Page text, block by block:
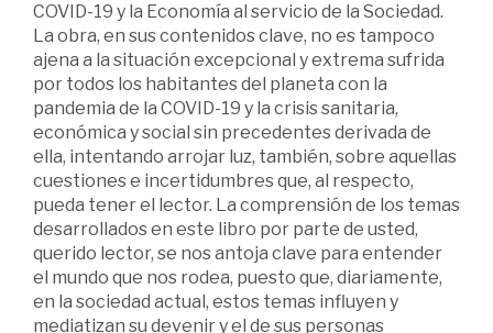
COVID-19 y la Economía al servicio de la Sociedad.
La obra, en sus contenidos clave, no es tampoco
ajena a la situación excepcional y extrema sufrida
por todos los habitantes del planeta con la
pandemia de la COVID-19 y la crisis sanitaria,
económica y social sin precedentes derivada de
ella, intentando arrojar luz, también, sobre aquellas
cuestiones e incertidumbres que, al respecto,
pueda tener el lector. La comprensión de los temas
desarrollados en este libro por parte de usted,
querido lector, se nos antoja clave para entender
el mundo que nos rodea, puesto que, diariamente,
en la sociedad actual, estos temas influyen y
mediatizan su devenir y el de sus personas